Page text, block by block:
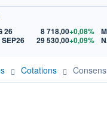
26
8 718,00+0,08%
29 530,00+0,09%
Cotations